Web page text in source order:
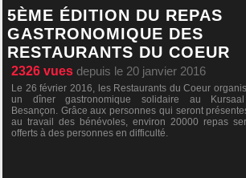
5ÈME ÉDITION DU REPAS
GASTRONOMIQUE DES
RESTAURANTS DU COEUR
2326 vues depuis le 20 janvier 2016
Le 26 février 2016, les Restaurants du Coeur
un dîner gastronomique solidaire au
Besançon. Grâce aux personnes qui seront
au travail des bénévoles, environ 20000 repas
offerts à des personnes en difficulté.